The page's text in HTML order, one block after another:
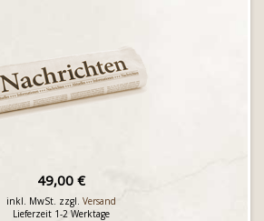
49,00 €
inkl. MwSt. zzgl. Versand
Lieferzeit 1-2 Werktage